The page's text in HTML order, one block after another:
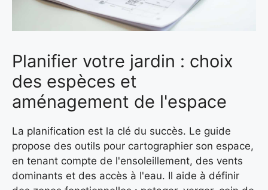
Planifier votre jardin : choix
des espèces et
aménagement de l'espace
La planification est la clé du succès. Le guide
propose des outils pour cartographier son espace,
en tenant compte de l'ensoleillement, des vents
dominants et des accès à l'eau. Il aide à définir